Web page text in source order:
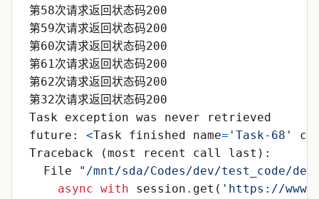
第58次请求返回状态码200
第59次请求返回状态码200
第60次请求返回状态码200
第61次请求返回状态码200
第62次请求返回状态码200
第32次请求返回状态码200
Task exception was never
retrieved
future : <Task finished name= ' Task-68 '
Traceback
(most recent call last ) :
File
" /mnt/sda/Codes/dev/test_code/
async with session . get ( ' https://